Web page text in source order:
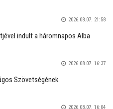
2026.08.07. 21:58
indult a háromnapos Alba
2026.08.07. 16:37
Szövetségének
2026.08.07. 16:04